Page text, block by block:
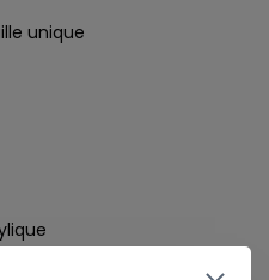
unique